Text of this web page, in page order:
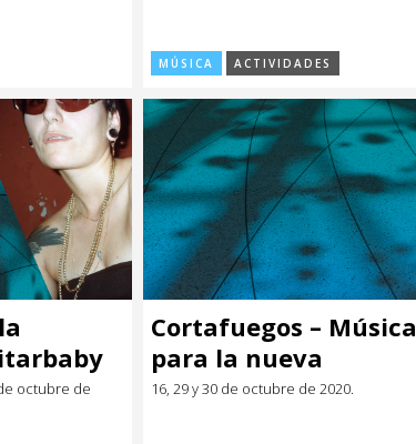
MÚSICA ACTIVIDADES
octubre de
Cortafuegos – Música
para la nueva
normalidad
16, 29 y 30 de octubre de 2020.